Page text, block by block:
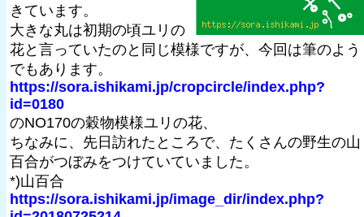
きています。
大きな丸は初期の頃ユリの
花と言っていたのと同じ模様ですが、今回は筆のよう
でもあります。
https://sora.ishikami.jp/cropcircle/index.php?
id=0180
のNO170の穀物模様ユリの花、
ちなみに、先日訪れたところで、たくさんの野生の山
百合がつぼみをつけていていました。
*)山百合
https://sora.ishikami.jp/image_dir/index.php?